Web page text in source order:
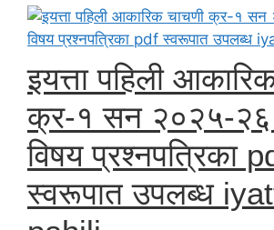
इयत्ता पहिली
क्र-१ सन २०२५-२६
विषय प्रश्नपत्रिका
स्वरूपात उपलब्ध